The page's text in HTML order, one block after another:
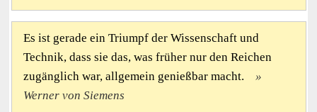
Es ist gerade ein Triumpf der Wissenschaft und
Technik, dass sie das, was früher nur den Reichen
zugänglich war, allgemein genießbar macht.
Werner von Siemens